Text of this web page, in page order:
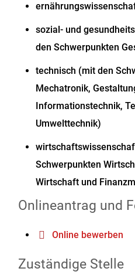
sozial- und
den Schwerpunkten
technisch (mit den
Mechatronik,
Informationstechnik,
Umwelttechnik)
Schwerpunkten
Wirtschaft und
Onlineantrag und
Online bewerben
Zuständige Stelle